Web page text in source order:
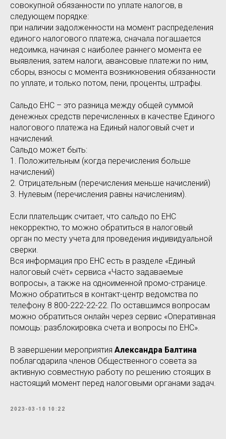
совокупной обязанности по уплате налогов, в
следующем порядке:
при наличии задолженности на момент распределения
единого налогового платежа, сначала погашается
недоимка, начиная с наиболее раннего момента ее
выявления, затем налоги, авансовые платежи по ним,
сборы, взносы с момента возникновения обязанности
по уплате, и только потом, пени, проценты, штрафы.
Сальдо ЕНС – это разница между общей суммой
денежных средств перечисленных в качестве Единого
налогового платежа на Единый налоговый счет и
начислений.
Сальдо может быть:
1. Положительным (когда перечисления больше
начислений)
2. Отрицательным (перечисления меньше начислений)
3. Нулевым (перечисления равны начислениям).
Если плательщик считает, что сальдо по ЕНС
некорректно, то можно обратиться в налоговый
орган по месту учета для проведения индивидуальной
сверки.
Вся информация про ЕНС есть в разделе «Единый
налоговый счёт» сервиса «Часто задаваемые
вопросы», а также на одноименной промо-странице.
Можно обратиться в контакт-центр ведомства по
телефону 8 800-222-22-22. По оставшимся вопросам
можно обратиться онлайн через сервис «Оперативная
помощь: разблокировка счета и вопросы по ЕНС».
В завершении мероприятия Александра Балтина
поблагодарила членов Общественного совета за
активную совместную работу по решению стоящих в
настоящий момент перед налоговыми органами задач.
2023-03-10 10:22